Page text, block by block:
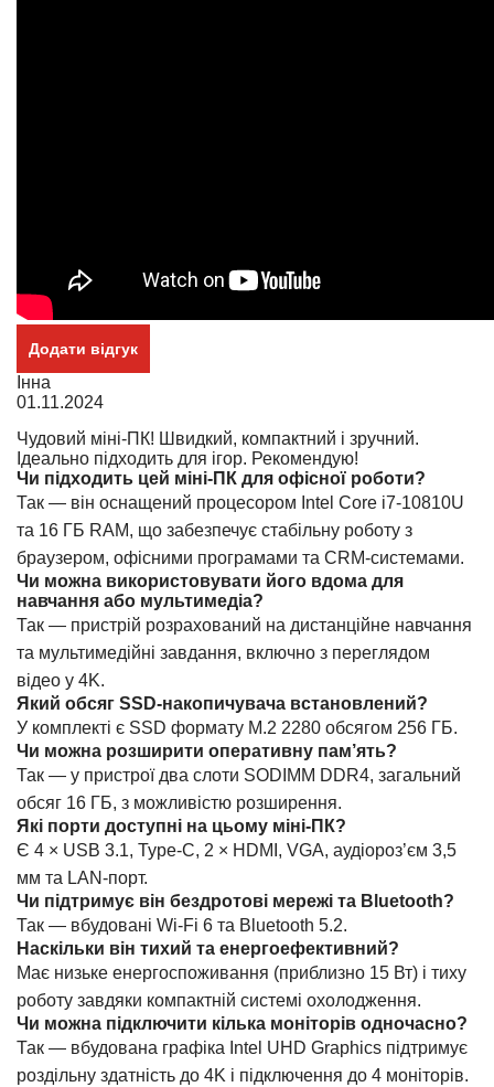
Додати відгук
Інна
01.11.2024
Чудовий міні-ПК! Швидкий, компактний і зручний.
Ідеально підходить для ігор. Рекомендую!
Чи підходить цей міні-ПК для офісної роботи?
Так — він оснащений процесором Intel Core i7-10810U
та 16 ГБ RAM, що забезпечує стабільну роботу з
браузером, офісними програмами та CRM-системами.
Чи можна використовувати його вдома для
навчання або мультимедіа?
Так — пристрій розрахований на дистанційне навчання
та мультимедійні завдання, включно з переглядом
відео у 4K.
Який обсяг SSD-накопичувача встановлений?
У комплекті є SSD формату M.2 2280 обсягом 256 ГБ.
Чи можна розширити оперативну пам’ять?
Так — у пристрої два слоти SODIMM DDR4, загальний
обсяг 16 ГБ, з можливістю розширення.
Які порти доступні на цьому міні-ПК?
Є 4 × USB 3.1, Type-C, 2 × HDMI, VGA, аудіороз’єм 3,5
мм та LAN-порт.
Чи підтримує він бездротові мережі та Bluetooth?
Так — вбудовані Wi-Fi 6 та Bluetooth 5.2.
Наскільки він тихий та енергоефективний?
Має низьке енергоспоживання (приблизно 15 Вт) і тиху
роботу завдяки компактній системі охолодження.
Чи можна підключити кілька моніторів одночасно?
Так — вбудована графіка Intel UHD Graphics підтримує
роздільну здатність до 4K і підключення до 4 моніторів.